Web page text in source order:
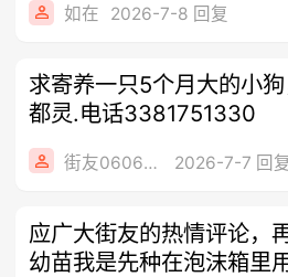
如在 2026-7-8 回复
求寄养一只5个月大的小
都灵.电话3381751330
街友06063211 2026-7-7 回复
应广大街友的热情评论，
幼苗我是先种在泡沫箱里